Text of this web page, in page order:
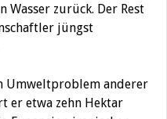
zurück. Der Rest
jüngst
Umweltproblem anderer
er etwa zehn Hektar